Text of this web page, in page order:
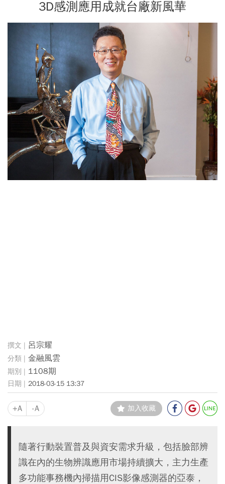
3D感測應用成就台廠新風華
呂宗耀
金融風雲
1108期
2018-03-15 13:37
+A -A 加入收藏
隨著行動裝置普及與資安需求升級，包括臉部辨
識在內的生物辨識應用市場持續擴大，主力生產
多功能事務機內掃描用CIS影像感測器的亞泰，